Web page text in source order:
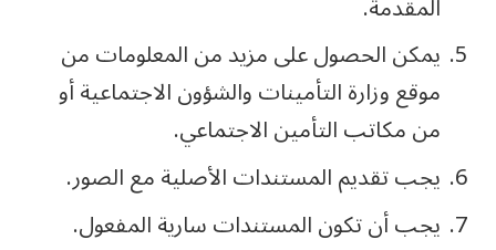
يمكن الحصول على مزيد من المعلومات من
موقع وزارة التأمينات والشؤون الاجتماعية أو
من مكاتب التأمين الاجتماعي.
يجب تقديم المستندات الأصلية مع الصور.
يجب أن تكون المستندات سارية المفعول.